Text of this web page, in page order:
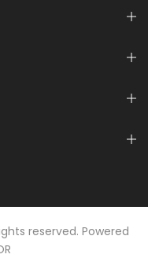
reserved. Powered